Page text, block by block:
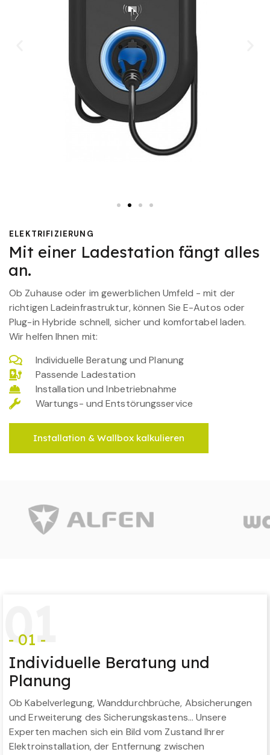
ELEKTRIFIZIERUNG
Mit einer Ladestation fängt alles
an.
Ob Zuhause oder im gewerblichen Umfeld - mit der
richtigen Ladeinfrastruktur, können Sie E-Autos oder
Plug-in Hybride schnell, sicher und komfortabel laden.
Wir helfen Ihnen mit:
Individuelle Beratung und Planung
Passende Ladestation
Installation und Inbetriebnahme
Wartungs- und Entstörungsservice
Installation & Wallbox kalkulieren
01
- 01 -
Individuelle Beratung und
Planung
Ob Kabelverlegung, Wanddurchbrüche, Absicherungen
und Erweiterung des Sicherungskastens… Unsere
Experten machen sich ein Bild vom Zustand Ihrer
Elektroinstallation, der Entfernung zwischen